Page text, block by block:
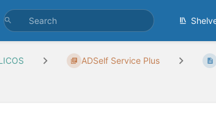
ADSelf Service Plus